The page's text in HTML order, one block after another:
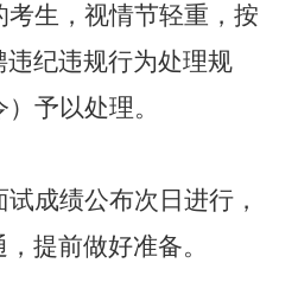
考生，视情节轻重，按
违纪违规行为处理规
）予以处理。
成绩公布次日进行，
提前做好准备。